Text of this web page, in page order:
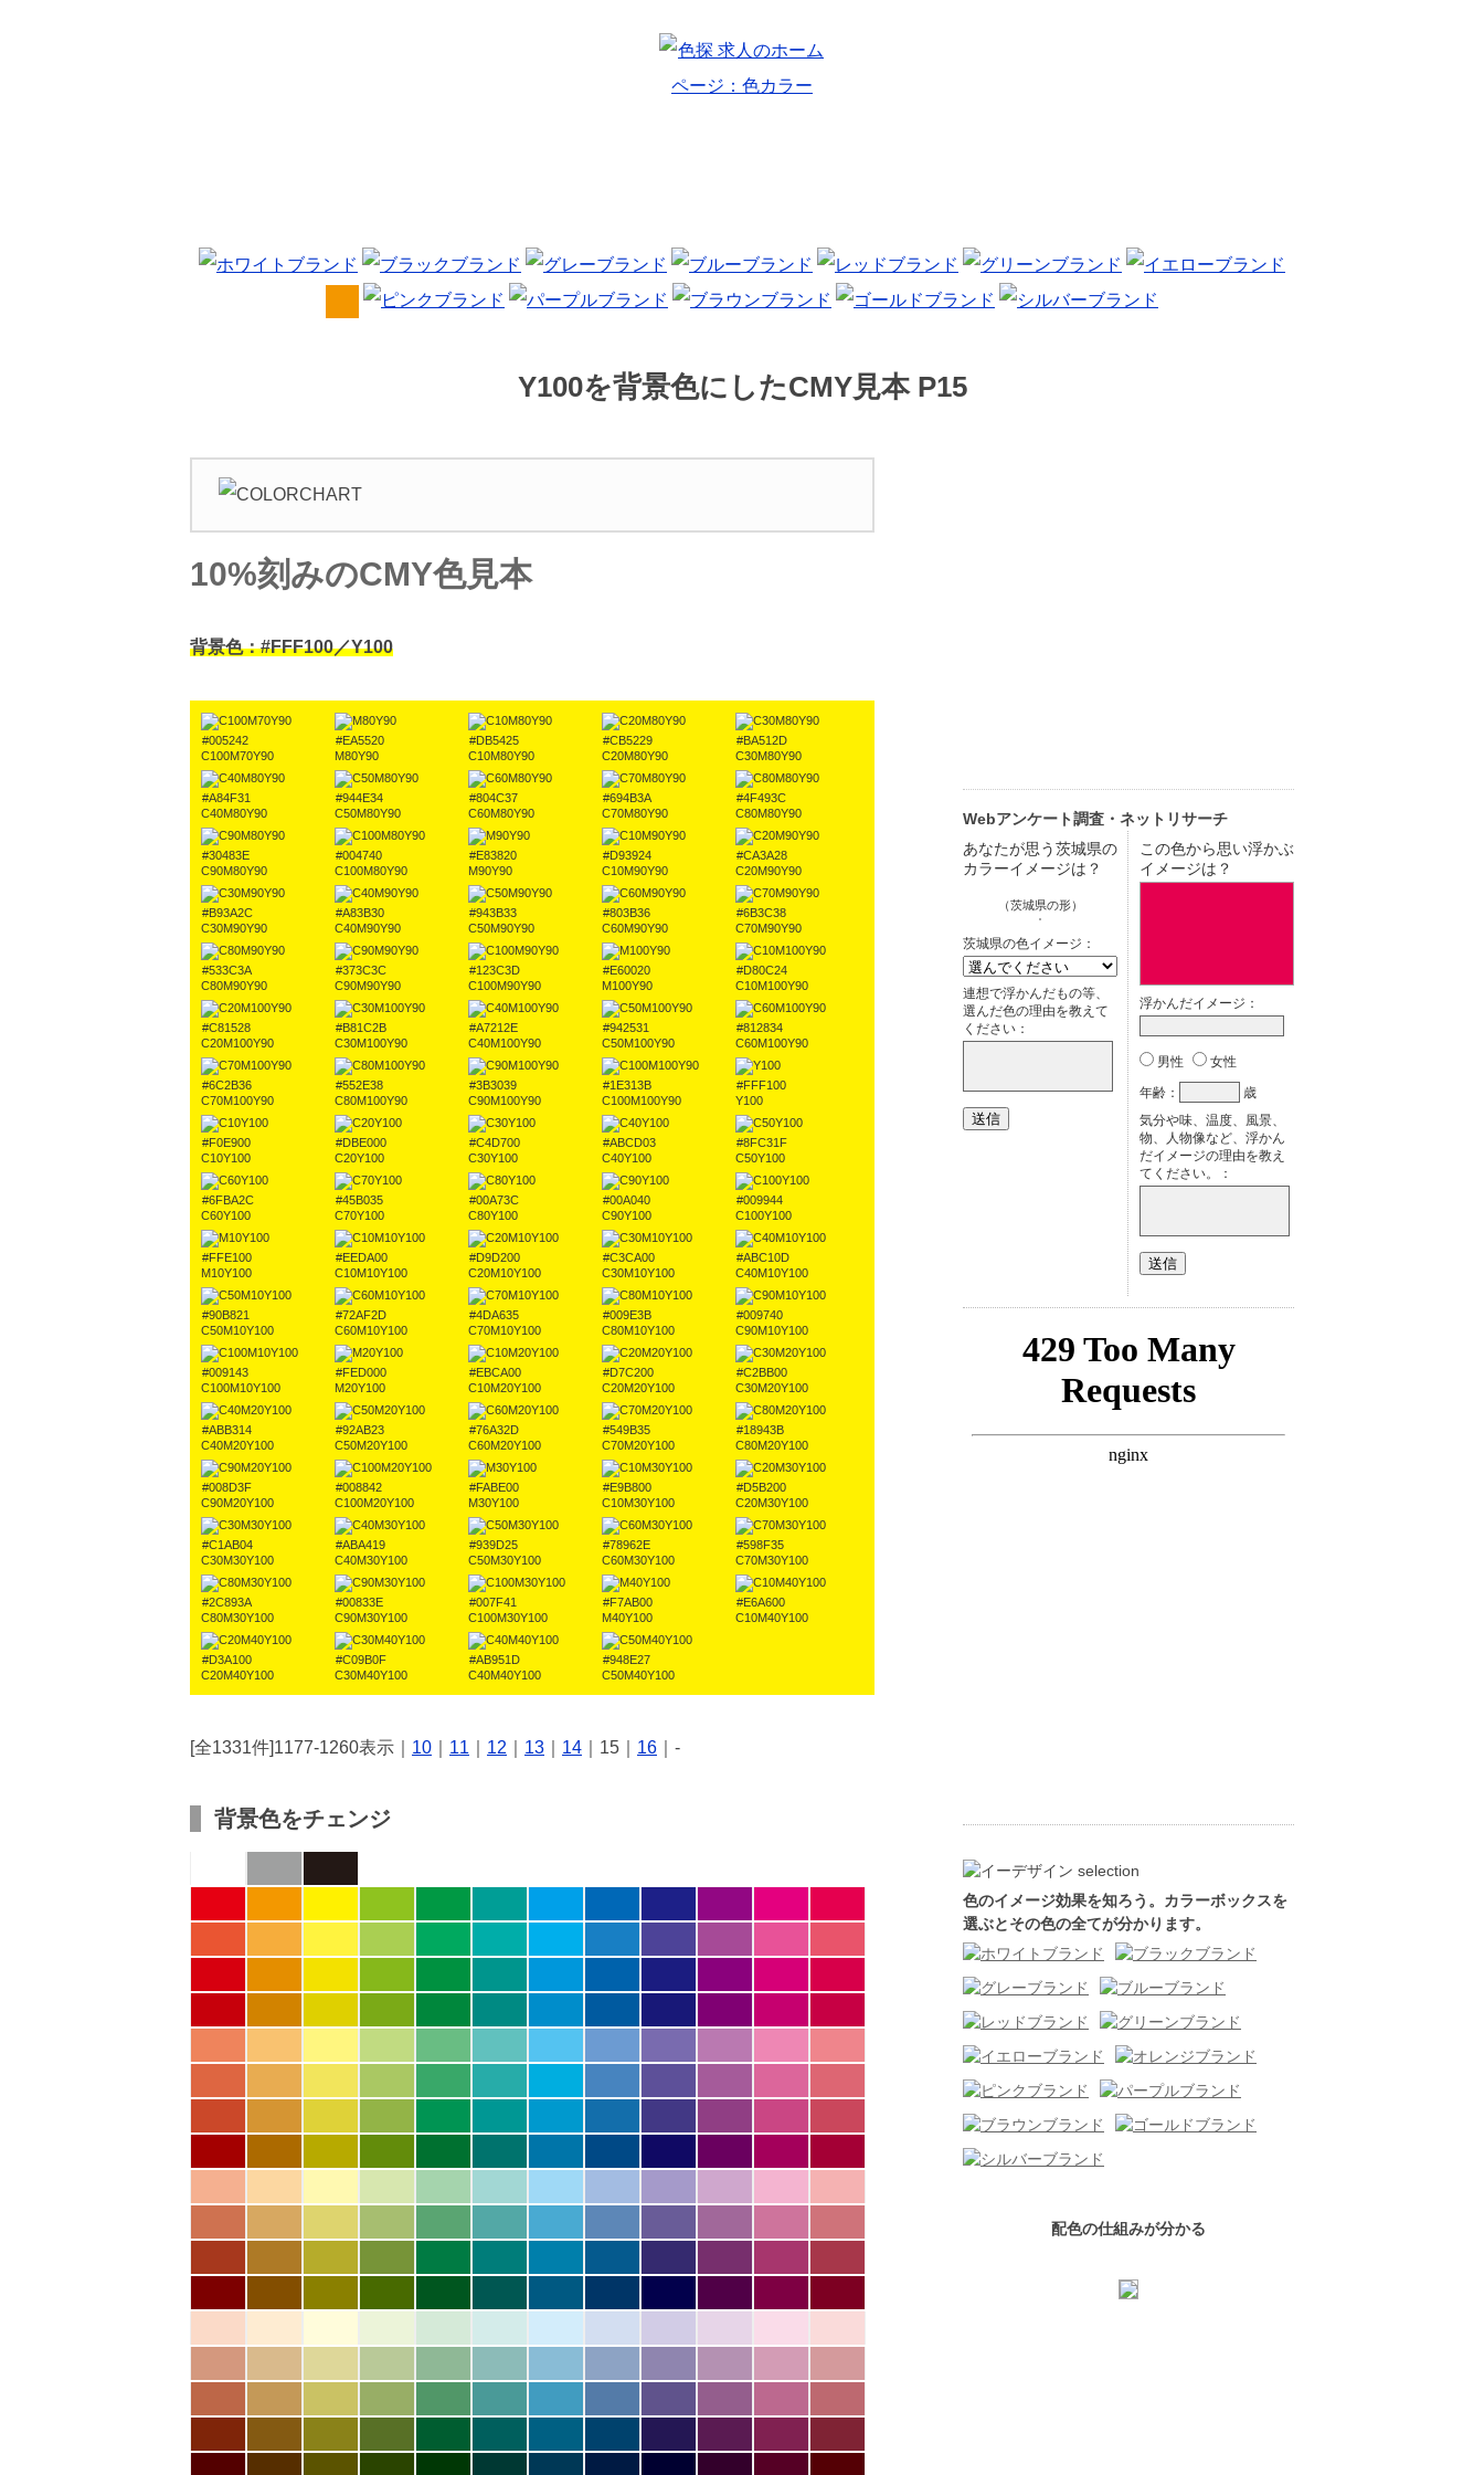
Y100を背景色にしたCMY見本 P15
10%刻みのCMY色見本
背景色：#FFF100／Y100
#005242
C100M70Y90
#EA5520
M80Y90
#DB5425
C10M80Y90
#CB5229
C20M80Y90
#BA512D
C30M80Y90
#A84F31
C40M80Y90
#944E34
C50M80Y90
#804C37
C60M80Y90
#694B3A
C70M80Y90
#4F493C
C80M80Y90
#30483E
C90M80Y90
#004740
C100M80Y90
#E83820
M90Y90
#D93924
C10M90Y90
#CA3A28
C20M90Y90
#B93A2C
C30M90Y90
#A83B30
C40M90Y90
#943B33
C50M90Y90
#803B36
C60M90Y90
#6B3C38
C70M90Y90
#533C3A
C80M90Y90
#373C3C
C90M90Y90
#123C3D
C100M90Y90
#E60020
M100Y90
#D80C24
C10M100Y90
#C81528
C20M100Y90
#B81C2B
C30M100Y90
#A7212E
C40M100Y90
#942531
C50M100Y90
#812834
C60M100Y90
#6C2B36
C70M100Y90
#552E38
C80M100Y90
#3B3039
C90M100Y90
#1E313B
C100M100Y90
#FFF100
Y100
#F0E900
C10Y100
#DBE000
C20Y100
#C4D700
C30Y100
#ABCD03
C40Y100
#8FC31F
C50Y100
#6FBA2C
C60Y100
#45B035
C70Y100
#00A73C
C80Y100
#00A040
C90Y100
#009944
C100Y100
#FFE100
M10Y100
#EEDA00
C10M10Y100
#D9D200
C20M10Y100
#C3CA00
C30M10Y100
#ABC10D
C40M10Y100
#90B821
C50M10Y100
#72AF2D
C60M10Y100
#4DA635
C70M10Y100
#009E3B
C80M10Y100
#009740
C90M10Y100
#009143
C100M10Y100
#FED000
M20Y100
#EBCA00
C10M20Y100
#D7C200
C20M20Y100
#C2BB00
C30M20Y100
#ABB314
C40M20Y100
#92AB23
C50M20Y100
#76A32D
C60M20Y100
#549B35
C70M20Y100
#18943B
C80M20Y100
#008D3F
C90M20Y100
#008842
C100M20Y100
#FABE00
M30Y100
#E9B800
C10M30Y100
#D5B200
C20M30Y100
#C1AB04
C30M30Y100
#ABA419
C40M30Y100
#939D25
C50M30Y100
#78962E
C60M30Y100
#598F35
C70M30Y100
#2C893A
C80M30Y100
#00833E
C90M30Y100
#007F41
C100M30Y100
#F7AB00
M40Y100
#E6A600
C10M40Y100
#D3A100
C20M40Y100
#C09B0F
C30M40Y100
#AB951D
C40M40Y100
#948E27
C50M40Y100
[全1331件]1177-1260表示｜ 10 11 12 13 14 ｜15｜ 16 ｜-
背景色をチェンジ
Webアンケート調査・ネットリサーチ
色のイメージ効果を知ろう。カラーボックスを
選ぶとその色の全てが分かります。
配色の仕組みが分かる